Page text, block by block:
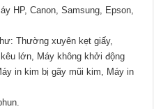
HP, Canon, Samsung, Epson,
Thường xuyên kẹt giấy,
lớn, Máy không khởi động
in kim bị gãy mũi kim, Máy in